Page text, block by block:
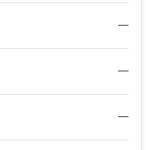
—
—
—